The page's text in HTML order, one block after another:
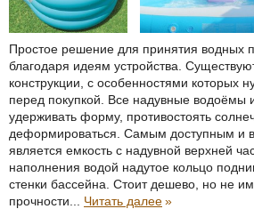
Простое решение для принятия водных
благодаря идеям устройства.
конструкции, с особенностями которых
перед покупкой. Все надувные водоёмы
удерживать форму, противостоять
деформироваться. Самым доступным и
является емкость с надувной верхней
наполнения водой надутое кольцо
стенки бассейна. Стоит дешево, но не
прочности... Читать далее»